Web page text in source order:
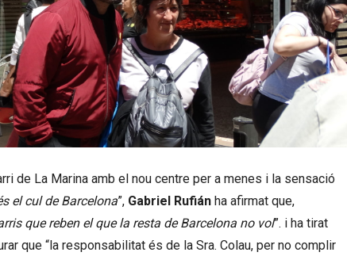
de La Marina amb el nou centre per a menes i la sensació
el cul de Barcelona”, Gabriel Rufián ha afirmat que,
que reben el que la resta de Barcelona no vol”. i ha tirat
que “la responsabilitat és de la Sra. Colau, per no complir